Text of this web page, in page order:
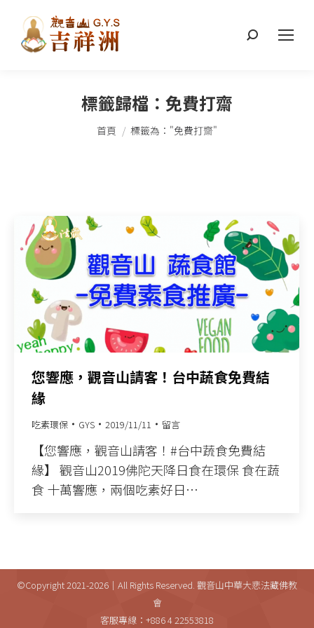
搜
標籤歸檔： 免費打齋
您在這裡：
首頁 標籤為："免費打齋"
您響應，觀音山請客！台中蔬食免費結
緣
吃素環保 GYS 2019/11/11 留言
【您響應，觀音山請客！#台中蔬食免費結
緣】 觀音山2019佛陀天降日食在環保 食在蔬
食 十萬響應，兩個吃素好日…
©Copyright 2021-2026｜All Rights Reserved. 觀音山中華大悲法藏佛教
會
客服專線：+886 4 22553818